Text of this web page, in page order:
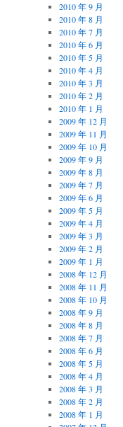
2010 年 9 月
2010 年 8 月
2010 年 7 月
2010 年 6 月
2010 年 5 月
2010 年 4 月
2010 年 3 月
2010 年 2 月
2010 年 1 月
2009 年 12 月
2009 年 11 月
2009 年 10 月
2009 年 9 月
2009 年 8 月
2009 年 7 月
2009 年 6 月
2009 年 5 月
2009 年 4 月
2009 年 3 月
2009 年 2 月
2009 年 1 月
2008 年 12 月
2008 年 11 月
2008 年 10 月
2008 年 9 月
2008 年 8 月
2008 年 7 月
2008 年 6 月
2008 年 5 月
2008 年 4 月
2008 年 3 月
2008 年 2 月
2008 年 1 月